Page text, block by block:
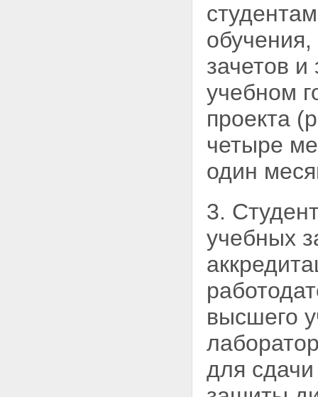
зачетов
учебном
проекта
четыре
один
3.
учебных
высшего
для сдачи